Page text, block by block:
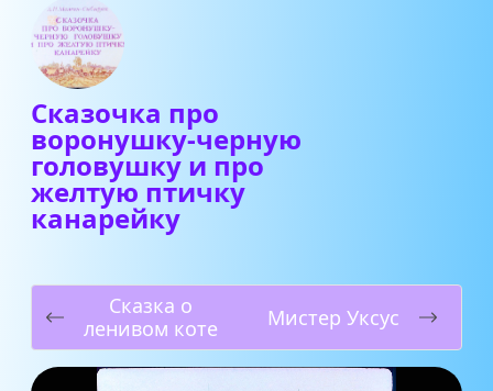
Сказочка про
воронушку-черную
головушку и про
желтую птичку
канарейку
Сказка о
ленивом коте
Мистер Уксус